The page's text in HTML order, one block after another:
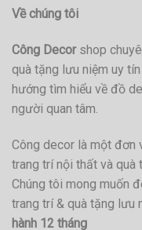
Về chúng tôi
Công Decorshop
quà tặng lưu niệm uy
hướng tìm hiểu về đồ
người quan tâm.
Công decor là một đơn
trang trí nội thất và quà
Chúng tôi mong muốn
trang trí & quà tặng lưu
hành 12 tháng